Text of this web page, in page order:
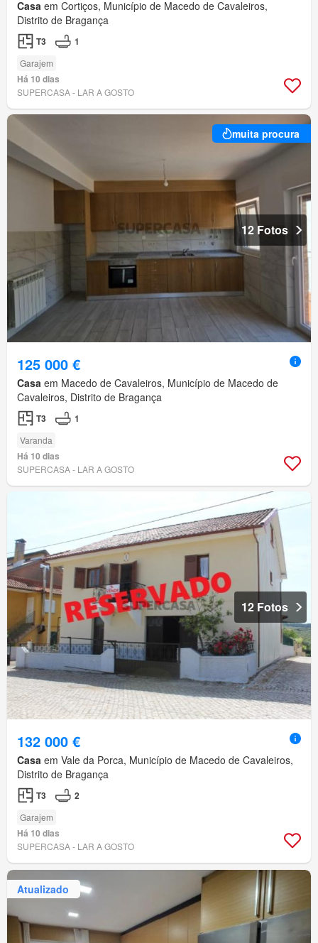
Casa em Cortiços, Município de Macedo de Cavaleiros,
Distrito de Bragança
T3 1
Garajem
Há 10 dias
SUPERCASA - LAR A GOSTO
muita procura
12 Fotos
125 000 €
Casa em Macedo de Cavaleiros, Município de Macedo de
Cavaleiros, Distrito de Bragança
T3 1
Varanda
Há 10 dias
SUPERCASA - LAR A GOSTO
12 Fotos
132 000 €
Casa em Vale da Porca, Município de Macedo de Cavaleiros,
Distrito de Bragança
T3 2
Garajem
Há 10 dias
SUPERCASA - LAR A GOSTO
Atualizado